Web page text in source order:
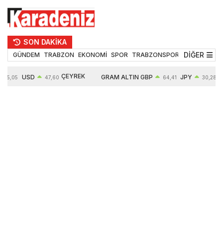
SON DAKİKA
GÜNDEM TRABZON EKONOMİ SPOR TRABZONSPOR TEKNOLOJİ
DİĞER
55,05 USD 47,60 ÇEYREK GRAM ALTIN GBP 64,41 JPY 30,28